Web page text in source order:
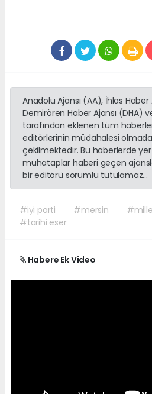
Anadolu Ajansı (AA), İhlas Haber
Demirören Haber Ajansı (DHA)
tarafından eklenen tüm
editörlerinin müdahalesi
çekilmektedir. Bu haberlerde
muhataplar haberi geçen
bir editörü sorumlu tutulamaz...
#iyi parti #mersin
#tarihi eser
Habere Ek Video